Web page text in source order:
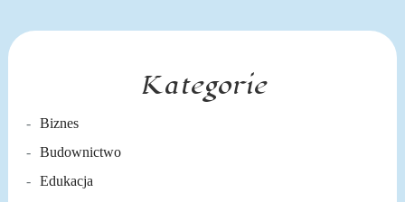
Kategorie
Biznes
Budownictwo
Edukacja